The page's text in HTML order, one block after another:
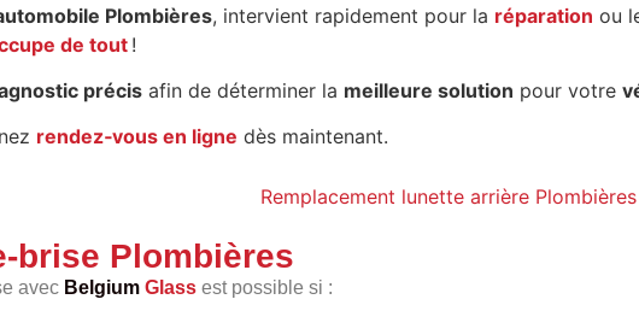
Plombières, intervient rapidement pour la réparation ou
de tout!
précis afin de déterminer la meilleure solution pour votre
rendez‑vous en ligne dès maintenant.
brise Plombières
avec Belgium Glass est possible si :